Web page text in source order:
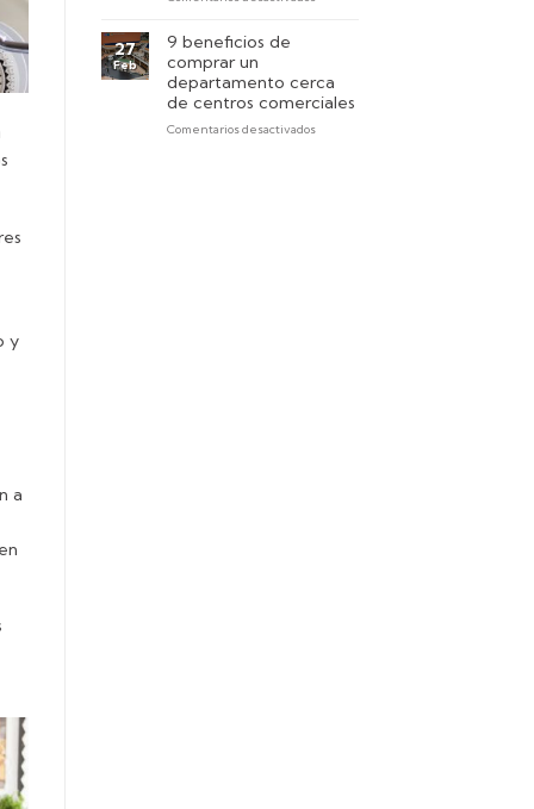
y
a
en
una
propiedad
27
Feb
9 beneficios de
comprar un
departamento cerca
de centros comerciales
Comentarios desactivadosen